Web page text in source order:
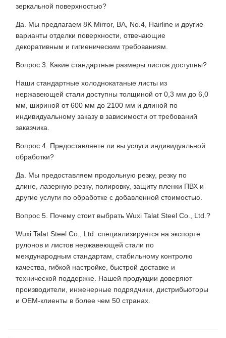
зеркальной поверхностью?
Да. Мы предлагаем 8K Mirror, BA, No.4, Hairline и другие
варианты отделки поверхности, отвечающие
декоративным и гигиеническим требованиям.
Вопрос 3. Какие стандартные размеры листов доступны?
Наши стандартные холоднокатаные листы из
нержавеющей стали доступны толщиной от 0,3 мм до 6,0
мм, шириной от 600 мм до 2100 мм и длиной по
индивидуальному заказу в зависимости от требований
заказчика.
Вопрос 4. Предоставляете ли вы услуги индивидуальной
обработки?
Да. Мы предоставляем продольную резку, резку по
длине, лазерную резку, полировку, защиту пленки ПВХ и
другие услуги по обработке с добавленной стоимостью.
Вопрос 5. Почему стоит выбрать Wuxi Talat Steel Co., Ltd.?
Wuxi Talat Steel Co., Ltd. специализируется на экспорте
рулонов и листов нержавеющей стали по
международным стандартам, стабильному контролю
качества, гибкой настройке, быстрой доставке и
технической поддержке. Нашей продукции доверяют
производители, инженерные подрядчики, дистрибьюторы
и OEM-клиенты в более чем 50 странах.